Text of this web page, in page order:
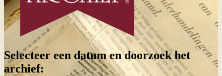
Selecteer een datum en doorzoek het
archief: